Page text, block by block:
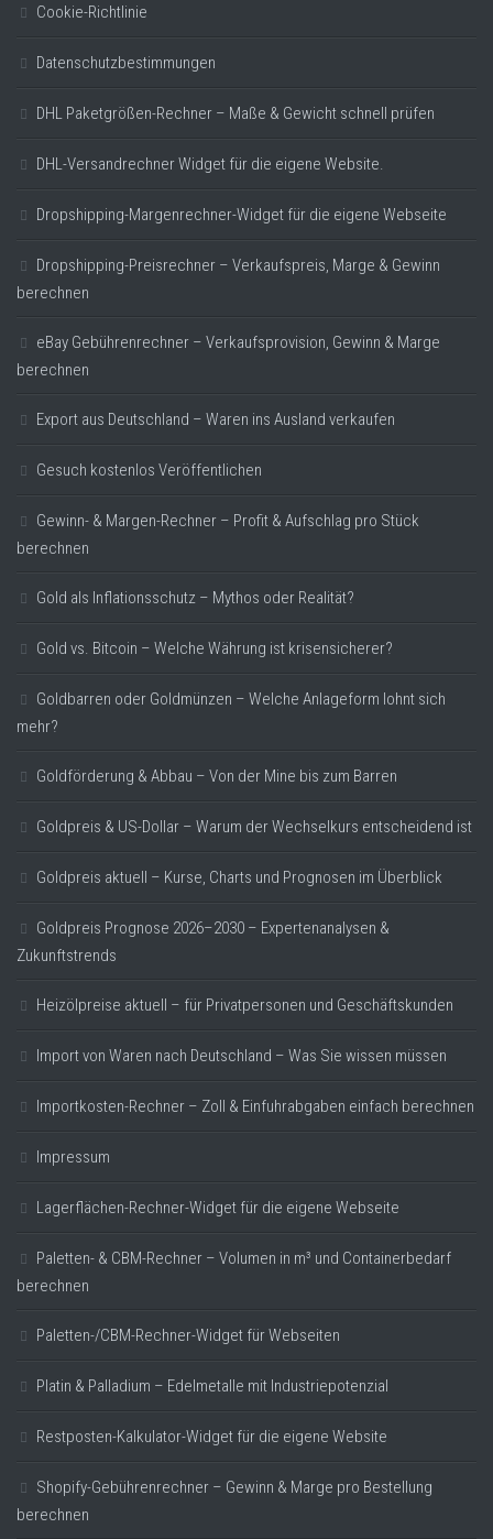
Cookie-Richtlinie
Datenschutzbestimmungen
DHL Paketgrößen-Rechner – Maße & Gewicht schnell prüfen
DHL-Versandrechner Widget für die eigene Website.
Dropshipping-Margenrechner-Widget für die eigene Webseite
Dropshipping-Preisrechner – Verkaufspreis, Marge & Gewinn
berechnen
eBay Gebührenrechner – Verkaufsprovision, Gewinn & Marge
berechnen
Export aus Deutschland – Waren ins Ausland verkaufen
Gesuch kostenlos Veröffentlichen
Gewinn- & Margen-Rechner – Profit & Aufschlag pro Stück
berechnen
Gold als Inflationsschutz – Mythos oder Realität?
Gold vs. Bitcoin – Welche Währung ist krisensicherer?
Goldbarren oder Goldmünzen – Welche Anlageform lohnt sich
mehr?
Goldförderung & Abbau – Von der Mine bis zum Barren
Goldpreis & US-Dollar – Warum der Wechselkurs entscheidend ist
Goldpreis aktuell – Kurse, Charts und Prognosen im Überblick
Goldpreis Prognose 2026–2030 – Expertenanalysen &
Zukunftstrends
Heizölpreise aktuell – für Privatpersonen und Geschäftskunden
Import von Waren nach Deutschland – Was Sie wissen müssen
Importkosten-Rechner – Zoll & Einfuhrabgaben einfach berechnen
Impressum
Lagerflächen-Rechner-Widget für die eigene Webseite
Paletten- & CBM-Rechner – Volumen in m³ und Containerbedarf
berechnen
Paletten-/CBM-Rechner-Widget für Webseiten
Platin & Palladium – Edelmetalle mit Industriepotenzial
Restposten-Kalkulator-Widget für die eigene Website
Shopify-Gebührenrechner – Gewinn & Marge pro Bestellung
berechnen